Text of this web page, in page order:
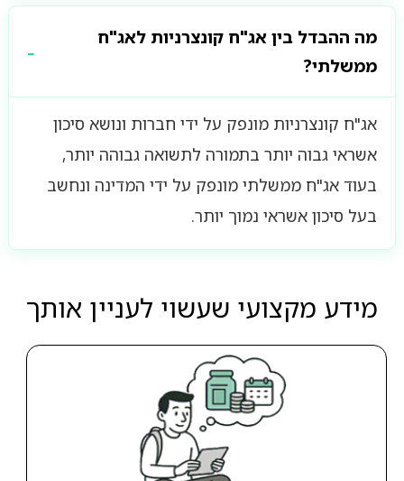
מה ההבדל בין אג"ח קונצרניות לאג"ח
ממשלתי?
אג"ח קונצרניות מונפק על ידי חברות ונושא סיכון
אשראי גבוה יותר בתמורה לתשואה גבוהה יותר,
בעוד אג"ח ממשלתי מונפק על ידי המדינה ונחשב
בעל סיכון אשראי נמוך יותר.
מידע מקצועי שעשוי לעניין אותך